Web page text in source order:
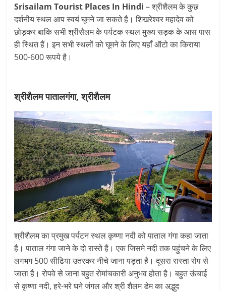
Srisailam Tourist Places In Hindi – श्रीशैलम के कुछ
दर्शनीय स्थल आप स्वयं घूमने जा सकते है। शिखरेश्वर महादेव को
छोड़कर बाकि सभी श्रीसैलम के पर्यटक स्थल मुख्य सड़क के आस पास
ही स्थित हैं। इन सभी स्थलों को घूमने के लिए यहाँ ऑटो का किराया
500-600 रूपये है।
श्रीशैलम पातालगंगा, श्रीशैलम
श्रीशैलम का प्रमुख पर्यटन स्थल कृष्णा नदी को पाताल गंगा कहा जाता
है। पाताल गंगा जाने के दो रास्ते है। एक जिसमे नदी तक पहुंचने के लिए
लगभग 500 सीढिया उतरकर नीचे जाना पड़ता है। दूसरा रास्ता रोप से
जाता है। रोपवे से जाना बहुत रोमांचकारी अनुभव होता है। बहुत ऊंचाई
से कृष्णा नदी, हरे-भरे घने जंगल और श्री शैलम डेम का अद्भुद